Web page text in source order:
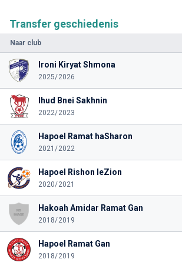
Transfer geschiedenis
Naar club
Ironi Kiryat Shmona
2025/2026
Ihud Bnei Sakhnin
2022/2023
Hapoel Ramat haSharon
2021/2022
Hapoel Rishon leZion
2020/2021
Hakoah Amidar Ramat Gan
2018/2019
Hapoel Ramat Gan
2018/2019